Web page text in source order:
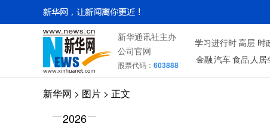
新华通讯社主办
公司官网
股票代码： 603888
学习进行时 高层 时
金融 汽车 食品 人居
新华网 > 图片 > 正文
2026